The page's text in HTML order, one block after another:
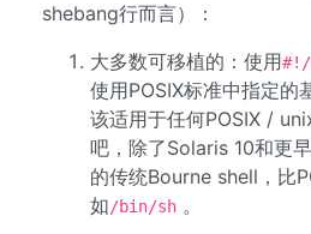
shebang行而言）：
大多数可移植的：使用#!/
使用POSIX标准中指定的
该适用于任何POSIX /
吧，除了Solaris 10和更
的传统Bourne shell，比
如/bin/sh 。